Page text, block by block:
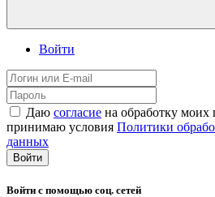
Войти
Даю согласие на обработку
принимаю условия Политики
данных
Войти
Войти с помощью соц. сетей